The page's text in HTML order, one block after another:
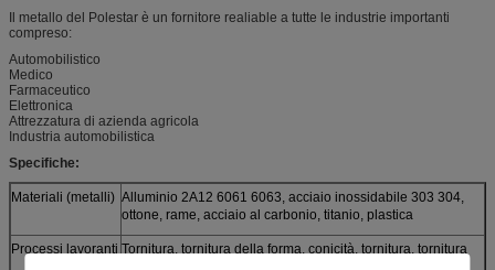
Il metallo del Polestar è un fornitore realiable a tutte le industrie importanti
compreso:
Automobilistico
Medico
Farmaceutico
Elettronica
Attrezzatura di azienda agricola
Industria automobilistica
Specifiche:
Materiali (metalli) Alluminio 2A12 6061 6063, acciaio inossidabile 303 304,
ottone, rame, acciaio al carbonio, titanio, plastica
Processi lavoranti Tornitura, tornitura della forma, conicità, tornitura, tornitura